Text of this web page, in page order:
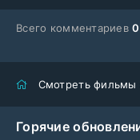
Всего комментариев0
Смотреть фильмы
Горячие